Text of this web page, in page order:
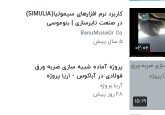
۰۲:۰۶
کاربرد نرم افزارهای سیمولیا(SIMULIA)
در صنعت تایرسازی | بنوموسی
BanuMusaGr Co
۵ سال پیش
۱۵:۱۹
پروژه آماده شبیه سازی ضربه ورق
فولادی در آباکوس - اریا پروژه
آریا پروژه
۲۸ روز پیش